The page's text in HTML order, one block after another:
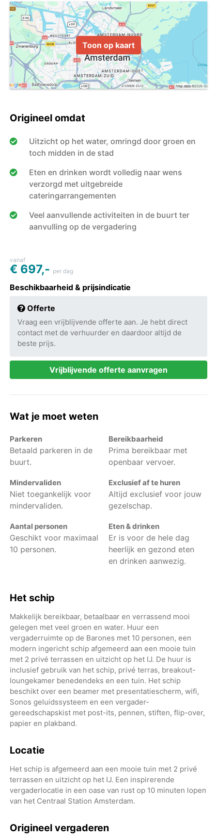
Toon op kaart
Origineel omdat
Uitzicht op het water, omringd door groen en
toch midden in de stad
Eten en drinken wordt volledig naar wens
verzorgd met uitgebreide
cateringarrangementen
Veel aanvullende activiteiten in de buurt ter
aanvulling op de vergadering
vanaf
€ 697,- per dag
Beschikbaarheid & prijsindicatie
Offerte
Vraag een vrijblijvende offerte aan. Je hebt direct
contact met de verhuurder en daardoor altijd de
beste prijs.
Vrijblijvende offerte aanvragen
Wat je moet weten
Parkeren
Betaald parkeren in de
buurt.
Bereikbaarheid
Prima bereikbaar met
openbaar vervoer.
Mindervaliden
Niet toegankelijk voor
mindervaliden.
Exclusief af te huren
Altijd exclusief voor jouw
gezelschap.
Aantal personen
Geschikt voor maximaal
10 personen.
Eten & drinken
Er is voor de hele dag
heerlijk en gezond eten
en drinken aanwezig.
Het schip
Makkelijk bereikbaar, betaalbaar en verrassend mooi
gelegen met veel groen en water. Huur een
vergaderruimte op de Barones met 10 personen, een
modern ingericht schip afgemeerd aan een mooie tuin
met 2 privé terrassen en uitzicht op het IJ. De huur is
inclusief gebruik van het schip, privé terras, breakout-
loungekamer benedendeks en een tuin. Het schip
beschikt over een beamer met presentatiescherm, wifi,
Sonos geluidssysteem en een vergader-
gereedschapskist met post-its, pennen, stiften, flip-over,
papier en plakband.
Locatie
Het schip is afgemeerd aan een mooie tuin met 2 privé
terrassen en uitzicht op het IJ. Een inspirerende
vergaderlocatie in een oase van rust op 10 minuten lopen
van het Centraal Station Amsterdam.
Origineel vergaderen